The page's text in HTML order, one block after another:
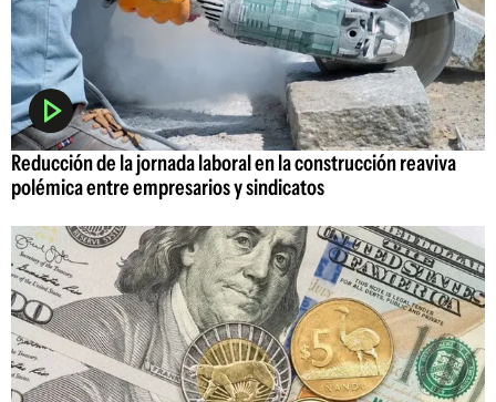
Reducción de la jornada laboral en la construcción reaviva
polémica entre empresarios y sindicatos